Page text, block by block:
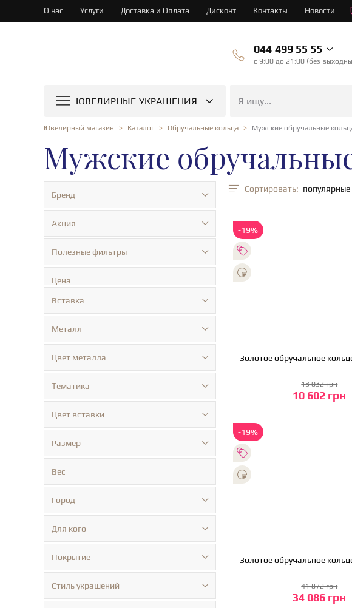
О нас Услуги Доставка и Оплата Дисконт Контакты Новости
044 499 55 55
c 9:00 до 21:00 (без
ЮВЕЛИРНЫЕ УКРАШЕНИЯ
Ювелирный магазин Каталог Обручальные кольца Мужские обручальные
Мужские
Бренд
Акция
Полезные фильтры
Цена
Вставка
Металл
Цвет металла
Тематика
Цвет вставки
Размер
Вес
Город
Для кого
Покрытие
Стиль украшений
Сортировать: популярные
-19%
10 602 грн
13 032 грн
В корзину
-19%
34 086 грн
41 872 грн
В корзину